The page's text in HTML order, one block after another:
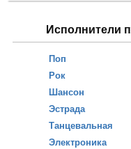
Исполнители
Поп
Рок
Шансон
Эстрада
Танцевальная
Электроника